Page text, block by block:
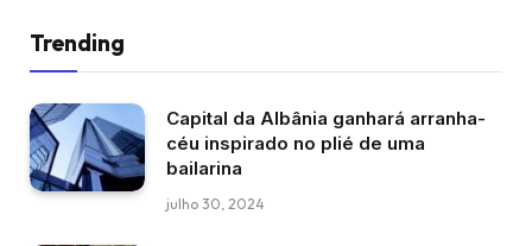
Trending
Capital da Albânia ganhará arranha-
céu inspirado no plié de uma
bailarina
julho 30, 2024